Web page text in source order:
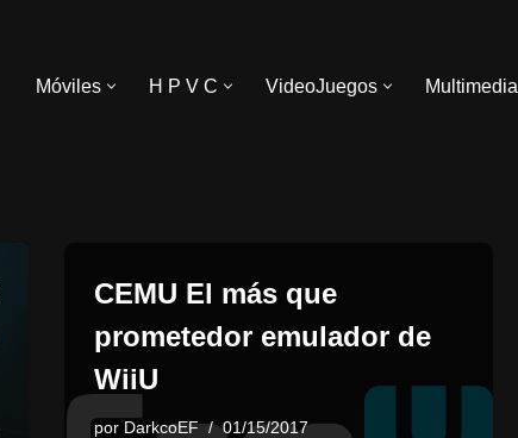
Móviles H P V C VideoJuegos Multimedia
CEMU El más que
prometedor emulador de
WiiU
por DarkcoEF 01/15/2017